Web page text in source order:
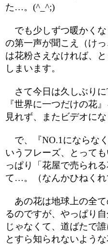
た…。(^_^;)
でも少しずつ暖かくな
の第一声が聞こえ（け
は花粉さえなければ、
しまいます。
さて今日は久しぶりに
『世界に一つだけの花
見れず、またビデオに
で、『NO.1にならな
いうフレーズ、とって
っぱり「花屋で売られ
て…。（なんかひねく
あの花は地球上の全て
るのですが、やっぱり
じゃなくて、道ばたで
とすら知られないよう